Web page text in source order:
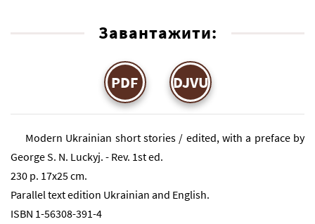
Завантажити:
PDF DJVU
Modern Ukrainian short stories / edited, with a preface by
George S. N. Luckyj. - Rev. 1st ed.
230 p. 17x25 cm.
Parallel text edition Ukrainian and English.
ISBN 1-56308-391-4